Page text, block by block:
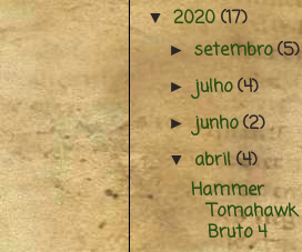
▼ 2020 (17)
►setembro(5)
► julho(4)
► junho(2)
▼abril(4)
Hammer
Tomahawk
Bruto 4